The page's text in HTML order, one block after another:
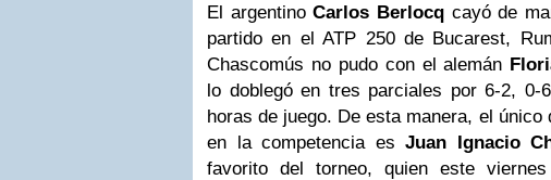
El argentinoCarlos Berlocq cayó de
partido en el ATP 250 de Bucarest,
Chascomús no pudo con el alemán
lo doblegó en tres parciales por 6-2,
horas de juego. De esta manera, el único
en la competencia esJuan Ignacio
favorito del torneo, quien este